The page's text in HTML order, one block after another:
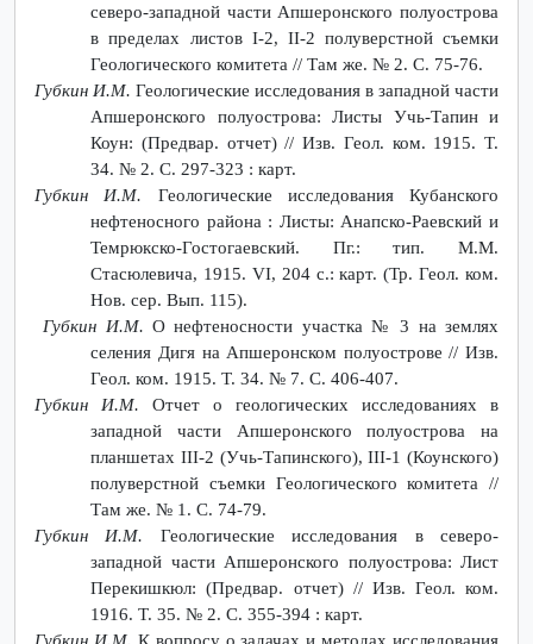
северо-западной части Апшеронского полуострова
в пределах листов I-2, II-2 полуверстной съемки
Геологического комитета // Там же. № 2. С. 75-76.
Губкин И.М. Геологические исследования в западной части
Апшеронского полуострова: Листы Учь-Тапин и
Коун: (Предвар. отчет) // Изв. Геол. ком. 1915. Т.
34. № 2. С. 297-323 : карт.
Губкин И.М. Геологические исследования Кубанского
нефтеносного района : Листы: Анапско-Раевский и
Темрюкско-Гостогаевский. Пг.: тип. М.М.
Стасюлевича, 1915. VI, 204 с.: карт. (Тр. Геол. ком.
Нов. сер. Вып. 115).
Губкин И.М. О нефтеносности участка № 3 на землях
селения Дигя на Апшеронском полуострове // Изв.
Геол. ком. 1915. Т. 34. № 7. С. 406-407.
Губкин И.М. Отчет о геологических исследованиях в
западной части Апшеронского полуострова на
планшетах III-2 (Учь-Тапинского), III-1 (Коунского)
полуверстной съемки Геологического комитета //
Там же. № 1. С. 74-79.
Губкин И.М. Геологические исследования в северо-
западной части Апшеронского полуострова: Лист
Перекишкюл: (Предвар. отчет) // Изв. Геол. ком.
1916. Т. 35. № 2. С. 355-394 : карт.